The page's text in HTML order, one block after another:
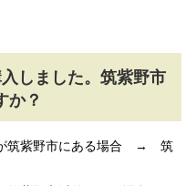
しました。筑紫野市
か？
が筑紫野市にある場合 → 筑